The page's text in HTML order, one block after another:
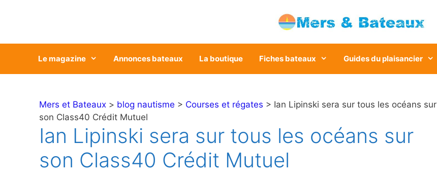
Le magazine Annonces bateaux La boutique Fiches bateaux Guides du plaisancier
Mers et Bateaux > blog nautisme > Courses et régates > Ian Lipinski sera sur tous les océans sur
son Class40 Crédit Mutuel
Ian Lipinski sera sur tous les océans sur
son Class40 Crédit Mutuel